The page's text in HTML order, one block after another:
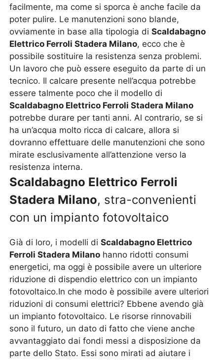
facilmente, ma come si sporca è anche facile da
poter pulire. Le manutenzioni sono blande,
ovviamente in base alla tipologia diScaldabagno
Elettrico Ferroli Stadera Milano, ecco che è
possibile sostituire la resistenza senza problemi.
Un lavoro che può essere eseguito da parte di un
tecnico. Il calcare presente nell’acqua potrebbe
essere talmente poco che il modello di
Scaldabagno Elettrico Ferroli Stadera Milano
potrebbe durare per tanti anni. Al contrario, se si
ha un’acqua molto ricca di calcare, allora si
dovranno effettuare delle manutenzioni che sono
mirate esclusivamente all’attenzione verso la
resistenza interna.
Scaldabagno Elettrico Ferroli
Stadera Milano, stra-convenienti
con un impianto fotovoltaico
Già di loro, i modelli diScaldabagno Elettrico
Ferroli Stadera Milano hanno ridotti consumi
energetici, ma oggi è possibile avere un ulteriore
riduzione di dispendio elettrico con un impianto
fotovoltaico.In che modo è possibile avere ulteriori
riduzioni di consumi elettrici? Ebbene avendo già
un impianto fotovoltaico. Le risorse rinnovabili
sono il futuro, un dato di fatto che viene anche
avvantaggiato dai fondi messi a disposizione da
parte dello Stato. Essi sono mirati ad aiutare i